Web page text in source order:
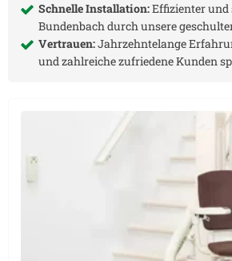
Schnelle Installation:Effizienter und
Bundenbachdurch unsere
Vertrauen:Jahrzehntelange
und zahlreiche zufriedene Kunden